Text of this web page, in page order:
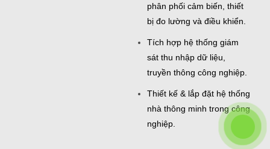
phân phối cảm biến, thiết
bị đo lường và điều khiển.
Tích hợp hệ thống giám
sát thu nhập dữ liệu,
truyền thông công nghiệp.
Thiết kế & lắp đặt hệ thống
nhà thông minh trong công
nghiệp.